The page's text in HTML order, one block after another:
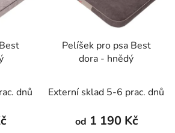
dnů
Pelíšek pro psa Best
dora - hnědý
Externí sklad 5-6 prac. dnů
od 1 190 Kč